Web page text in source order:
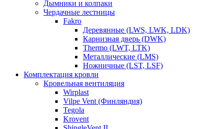
Дымники и колпаки
Чердачные лестницы
Fakro
Деревянные (LWS, LWK, LDK)
Карнизная дверь (DWK)
Thermo (LWT, LTK)
Металлические (LMS)
Ножничные (LST, LSF)
Комплектация кровли
Кровельная вентиляция
Wirplast
Vilpe Vent (Финляндия)
Tegola
Krovent